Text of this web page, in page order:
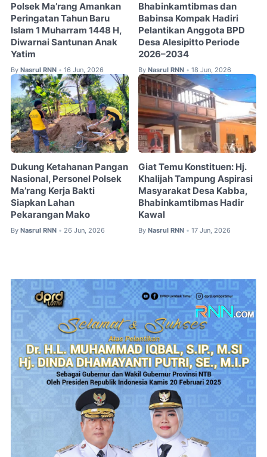
Polsek Ma’rang Amankan
Peringatan Tahun Baru
Islam 1 Muharram 1448 H,
Diwarnai Santunan Anak
Yatim
By Nasrul RNN • 16 Jun, 2026
Bhabinkamtibmas dan
Babinsa Kompak Hadiri
Pelantikan Anggota BPD
Desa Alesipitto Periode
2026–2034
By Nasrul RNN • 18 Jun, 2026
Dukung Ketahanan Pangan
Nasional, Personel Polsek
Ma’rang Kerja Bakti
Siapkan Lahan
Pekarangan Mako
By Nasrul RNN • 26 Jun, 2026
Giat Temu Konstituen: Hj.
Khalijah Tampung Aspirasi
Masyarakat Desa Kabba,
Bhabinkamtibmas Hadir
Kawal
By Nasrul RNN • 17 Jun, 2026